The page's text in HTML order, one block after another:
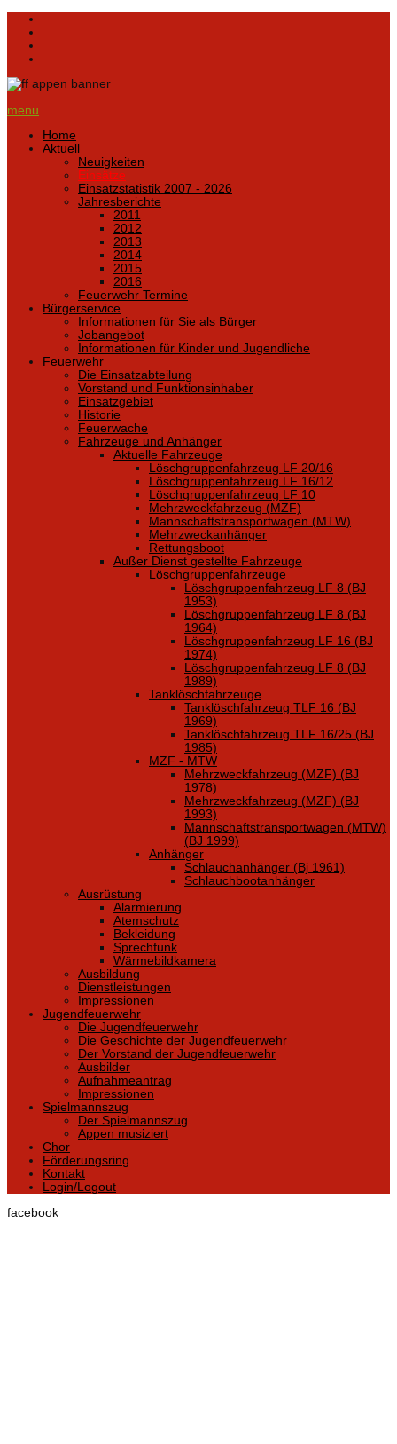
menu
Home
Aktuell
Neuigkeiten
Einsätze
Einsatzstatistik 2007 - 2026
Jahresberichte
2011
2012
2013
2014
2015
2016
Feuerwehr Termine
Bürgerservice
Informationen für Sie als Bürger
Jobangebot
Informationen für Kinder und Jugendliche
Feuerwehr
Die Einsatzabteilung
Vorstand und Funktionsinhaber
Einsatzgebiet
Historie
Feuerwache
Fahrzeuge und Anhänger
Aktuelle Fahrzeuge
Löschgruppenfahrzeug LF 20/16
Löschgruppenfahrzeug LF 16/12
Löschgruppenfahrzeug LF 10
Mehrzweckfahrzeug (MZF)
Mannschaftstransportwagen (MTW)
Mehrzweckanhänger
Rettungsboot
Außer Dienst gestellte Fahrzeuge
Löschgruppenfahrzeuge
Löschgruppenfahrzeug LF 8 (BJ
1953)
Löschgruppenfahrzeug LF 8 (BJ
1964)
Löschgruppenfahrzeug LF 16 (BJ
1974)
Löschgruppenfahrzeug LF 8 (BJ
1989)
Tanklöschfahrzeuge
Tanklöschfahrzeug TLF 16 (BJ
1969)
Tanklöschfahrzeug TLF 16/25 (BJ
1985)
MZF - MTW
Mehrzweckfahrzeug (MZF) (BJ
1978)
Mehrzweckfahrzeug (MZF) (BJ
1993)
Mannschaftstransportwagen (MTW)
(BJ 1999)
Anhänger
Schlauchanhänger (Bj 1961)
Schlauchbootanhänger
Ausrüstung
Alarmierung
Atemschutz
Bekleidung
Sprechfunk
Wärmebildkamera
Ausbildung
Dienstleistungen
Impressionen
Jugendfeuerwehr
Die Jugendfeuerwehr
Die Geschichte der Jugendfeuerwehr
Der Vorstand der Jugendfeuerwehr
Ausbilder
Aufnahmeantrag
Impressionen
Spielmannszug
Der Spielmannszug
Appen musiziert
Chor
Förderungsring
Kontakt
Login/Logout
facebook